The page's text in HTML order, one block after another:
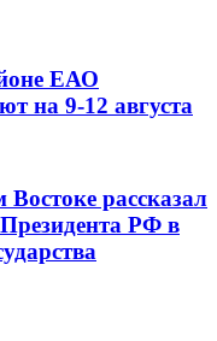
ЕАО
на 9-12 августа
рассказал
РФ в